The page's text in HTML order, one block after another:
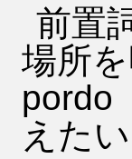
前置
場所
pordo
えた